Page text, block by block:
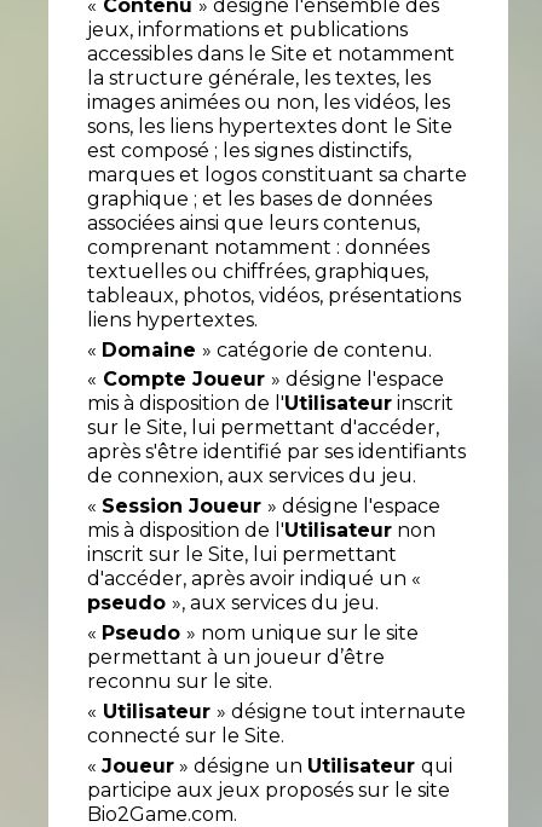
« Contenu » désigne l'ensemble des
jeux, informations et publications
accessibles dans le Site et notamment
la structure générale, les textes, les
images animées ou non, les vidéos, les
sons, les liens hypertextes dont le Site
est composé ; les signes distinctifs,
marques et logos constituant sa charte
graphique ; et les bases de données
associées ainsi que leurs contenus,
comprenant notamment : données
textuelles ou chiffrées, graphiques,
tableaux, photos, vidéos, présentations
liens hypertextes.
« Domaine » catégorie de contenu.
« Compte Joueur » désigne l'espace
mis à disposition de l'Utilisateur inscrit
sur le Site, lui permettant d'accéder,
après s'être identifié par ses identifiants
de connexion, aux services du jeu.
« Session Joueur » désigne l'espace
mis à disposition de l'Utilisateur non
inscrit sur le Site, lui permettant
d'accéder, après avoir indiqué un «
pseudo », aux services du jeu.
« Pseudo » nom unique sur le site
permettant à un joueur d’être
reconnu sur le site.
« Utilisateur » désigne tout internaute
connecté sur le Site.
« Joueur » désigne un Utilisateur qui
participe aux jeux proposés sur le site
Bio2Game.com.